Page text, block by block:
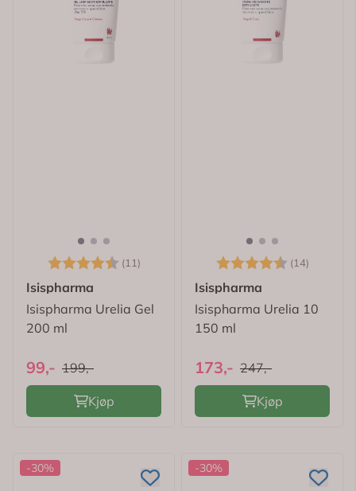
Karakter: (11)
4.5 av 5 mulige
Isispharma
Isispharma Urelia Gel
200 ml
99,- 199,-
Kjøp
Karakter: (14)
Isispharma
Isispharma Urelia 10
150 ml
173,- 247,-
Kjøp
-30% -30%